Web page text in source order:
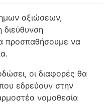
αξιώσεων,
διεύθυνση
προσπαθήσουμε να
οι διαφορές θα
εδρεύουν στην
νομοθεσία